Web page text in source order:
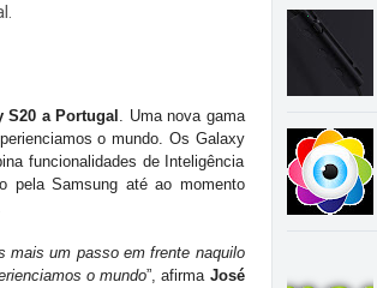
S20 a Portugal . Uma nova gama
o mundo. Os Galaxy
funcionalidades de Inteligência
pela Samsung até ao momento
mais um passo em frente naquilo
o mundo”, afirma José